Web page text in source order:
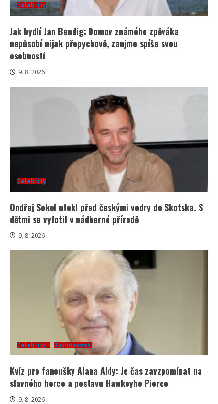
Celebrity
Jak bydlí Jan Bendig: Domov známého zpěváka
nepůsobí nijak přepychově, zaujme spíše svou
osobností
9. 8. 2026
Celebrity
Ondřej Sokol utekl před českými vedry do Skotska. S
dětmi se vyfotil v nádherné přírodě
9. 8. 2026
Celebrity Zajímavosti
Kvíz pro fanoušky Alana Aldy: Je čas zavzpomínat na
slavného herce a postavu Hawkeyho Pierce
9. 8. 2026